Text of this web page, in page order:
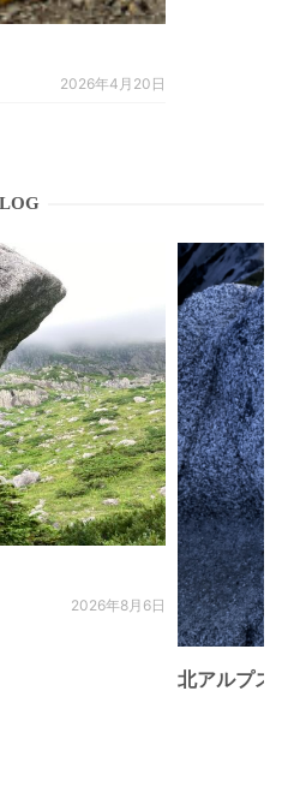
2026年4月20日
2026年8月6日
北アルプ